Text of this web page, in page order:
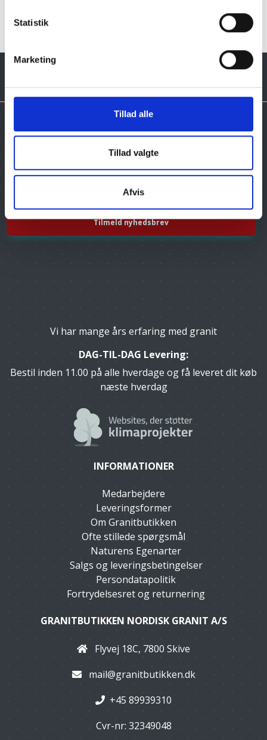
Statistik
Marketing
Tillad alle
Tillad valgte
Afvis
Tilmeld dig vores nyhedsbrev, og få gode tilbud
Vi har mange års erfaring med granit
DAG-TIL-DAG Levering:
Bestil inden 11.00 på alle hverdage og få leveret dit køb
næste hverdag
INFORMATIONER
Medarbejdere
Leveringsformer
Om Granitbutikken
Ofte stillede spørgsmål
Naturens Egenarter
Salgs og leveringsbetingelser
Persondatapolitik
Fortrydelsesret og returnering
GRANITBUTIKKEN NORDISK GRANIT A/S
Flyvej 18C, 7800 Skive
mail@granitbutikken.dk
+45 89939310
Cvr-nr: 32349048